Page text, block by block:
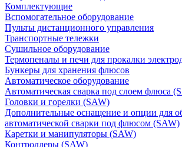
Комплектующие
Вспомогательное оборудование
Пульты дистанционного управления
Транспортные тележки
Сушильное оборудование
Термопеналы и печи для прокалки
Бункеры для хранения флюсов
Автоматическое оборудование
Автоматическая сварка под слоем флюса
Головки и горелки (SAW)
Дополнительные оснащение и опции для
автоматической сварки под флюсом (SAW)
Каретки и манипуляторы (SAW)
Контроллеры (SAW)